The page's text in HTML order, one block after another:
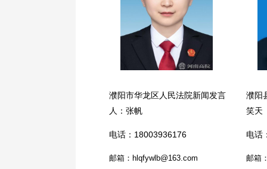
濮阳市华龙区人民法院新闻发言
人：张帆
电话：18003936176
邮箱：hlqfywlb@163.com
濮阳
笑天
电话
邮箱